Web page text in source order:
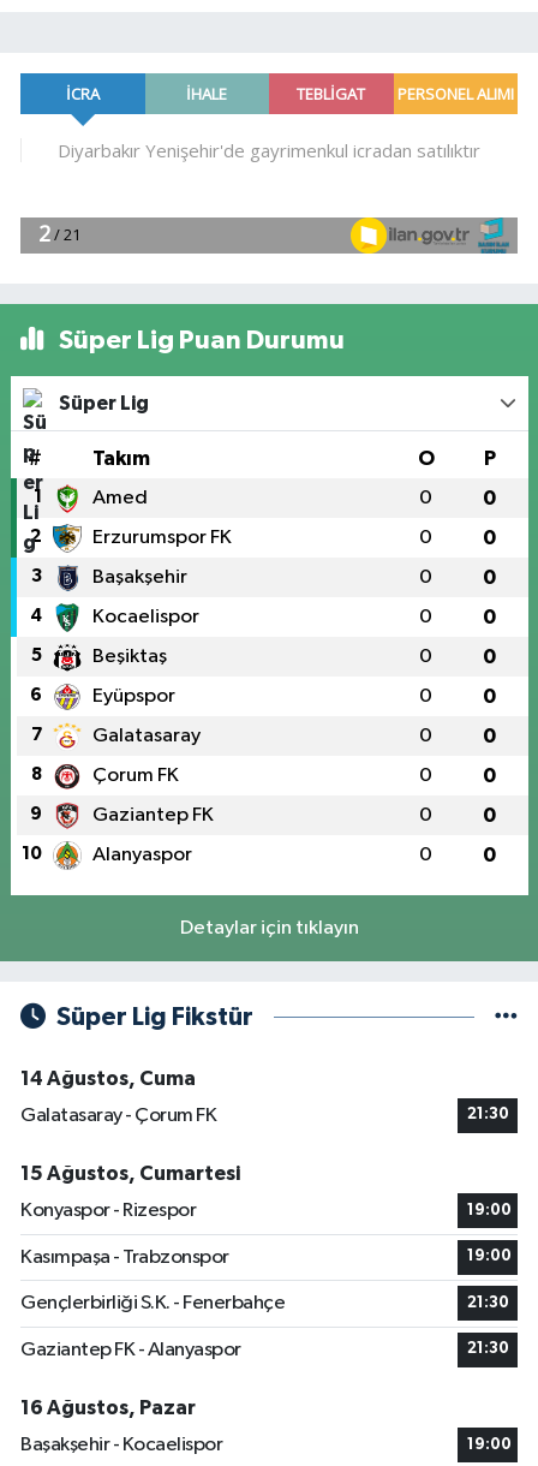
Süper Lig Puan Durumu
Süper Lig
# Takım O P
1 Amed 0 0
2 Erzurumspor FK 0 0
3 Başakşehir 0 0
4 Kocaelispor 0 0
5 Beşiktaş 0 0
6 Eyüpspor 0 0
7 Galatasaray 0 0
8 Çorum FK 0 0
9 Gaziantep FK 0 0
10 Alanyaspor 0 0
Detaylar için tıklayın
Süper Lig Fikstür
14 Ağustos, Cuma
Galatasaray - Çorum FK
21:30
15 Ağustos, Cumartesi
Konyaspor - Rizespor
19:00
Kasımpaşa - Trabzonspor 19:00
Gençlerbirliği S.K. - Fenerbahçe 21:30
Gaziantep FK - Alanyaspor 21:30
16 Ağustos, Pazar
Başakşehir - Kocaelispor
19:00